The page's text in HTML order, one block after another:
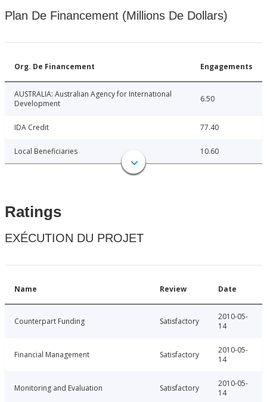
Plan De Financement (Millions De Dollars)
Org. De Financement Engagements
AUSTRALIA: Australian Agency for International
Development
6.50
IDA Credit 77.40
Local Beneficiaries 10.60
Ratings
EXÉCUTION DU PROJET
Name Review Date
Counterpart Funding Satisfactory
2010-05-
14
Financial Management Satisfactory
2010-05-
14
Monitoring and Evaluation Satisfactory
2010-05-
14